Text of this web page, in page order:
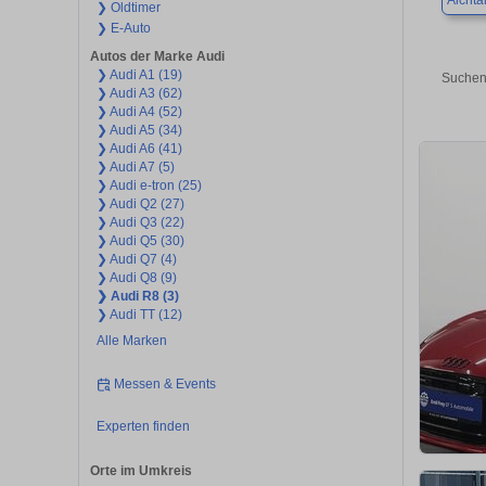
❯ Oldtimer
❯ E-Auto
Autos der Marke Audi
❯ Audi A1 (19)
❯ Audi A3 (62)
❯ Audi A4 (52)
❯ Audi A5 (34)
❯ Audi A6 (41)
❯ Audi A7 (5)
❯ Audi e-tron (25)
❯ Audi Q2 (27)
❯ Audi Q3 (22)
❯ Audi Q5 (30)
❯ Audi Q7 (4)
❯ Audi Q8 (9)
❯ Audi R8 (3)
❯ Audi TT (12)
Alle Marken
Messen & Events
Experten finden
Orte im Umkreis